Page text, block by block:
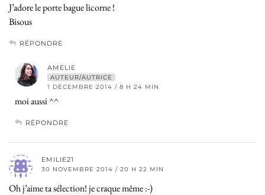
J’adore le porte bague licorne !
Bisous
RÉPONDRE
AMELIE
AUTEUR/AUTRICE
1 DÉCEMBRE 2014 / 8 H 24 MIN
moi aussi ^^
RÉPONDRE
EMILIE21
30 NOVEMBRE 2014 / 20 H 22 MIN
Oh j’aime ta sélection! je craque même :-)